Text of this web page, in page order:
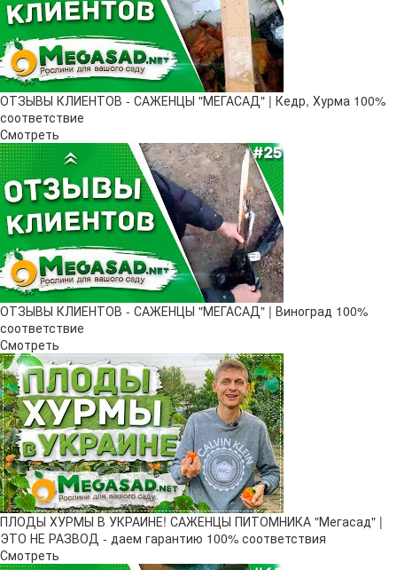
ОТЗЫВЫ КЛИЕНТОВ - САЖЕНЦЫ "МЕГАСАД" | Кедр, Хурма 100%
соответствие
Смотреть
ОТЗЫВЫ КЛИЕНТОВ - САЖЕНЦЫ "МЕГАСАД" | Виноград 100%
соответствие
Смотреть
ПЛОДЫ ХУРМЫ В УКРАИНЕ! САЖЕНЦЫ ПИТОМНИКА "Мегасад" |
ЭТО НЕ РАЗВОД - даем гарантию 100% соответствия
Смотреть